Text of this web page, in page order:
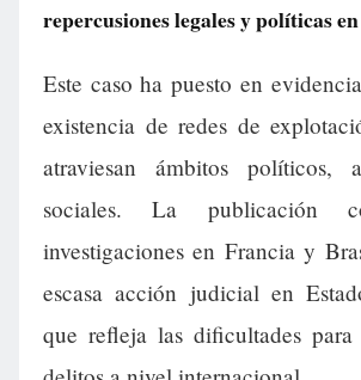
repercusiones legales y políticas
Este caso ha puesto en
existencia de redes de
atraviesan ámbitos políticos,
sociales. La publicación
investigaciones en Francia y
escasa acción judicial en
que refleja las dificultades para